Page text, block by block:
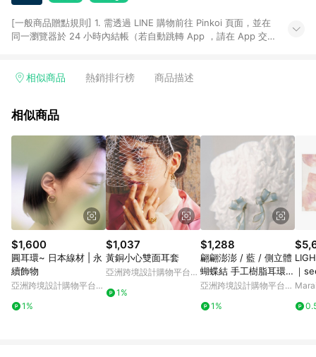
[一般商品贈點規則] 1. 需透過 LINE 購物前往 Pinkoi 頁面，並在
同一瀏覽器於 24 小時內結帳（若自動跳轉 App ，請在 App 交
回饋訂單不得享有 Pinkoi 站方優惠，例如首購優惠，P coins，
行為，不具贈點資格，部分退款不在此限。 6. APP 請更新至
貨後 45 天後發送。 8. 群眾募資商品，禮物卡，開館保證金，補
運費，攤位費等不具贈點資格。 9. LINE 購物站上之商品規格、
顏色、價位、贈品如與 Pinkoi 商品資訊頁及購物車不符，以
Pinkoi 購物商品資訊頁及購物車標示為準。 10. 點數紅包使用規
則請以點數紅包活動說明為準。 11. 若於 LINE 購物前往 Pinkoi
頁面後才首次下載 Pinkoi APP 並完成訂單，不符合導購資格；承
上，首次下載 Pinkoi APP 後，需透過 LINE 購物前往 Pinkoi 頁
面，方享導購資格。
相似商品 熱銷排行榜 商品描述
相似商品
$1,600
圓耳環~ 日本線材 | 永
續飾物
亞洲跨境設計購物平台
1%
$1,037
黃銅小心雙面耳套
亞洲跨境設計購物平台
1%
$1,288
翩翩澎澎 / 藍 / 側立體
蝴蝶結 手工樹脂耳環
耳夾
亞洲跨境設計購物平台
1%
｜
鋁